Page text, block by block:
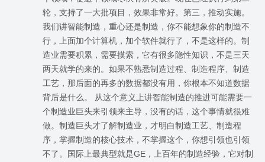
轮，支持了一大批项目，效果非常好。第三，推动实施。
我们讲智能制造，重心还是制造，你不能想象你的制造不
行，上面加个计算机，加个软件就行了，不是这样的。制
造业需要积累，需要摸索，它有很多隐性知识，不是三天
两天就学的来的。如果不熟悉制造过程、制造程序、制造
工艺，那后面的再多的数据都没有用，你根本不知道数据
背后是什么。 从这个意义上讲智能制造的推进可能需要一
个制造业巨头来引领来主导，没有的话，这个事情就很难
做。制造巨头才了解制造业，才明白制造工艺、制造程
序，掌握制造的核心技术，不掌握这个，你想引领也引领
不了。国际上最典型就是GE，上百年的制造经验，它对制